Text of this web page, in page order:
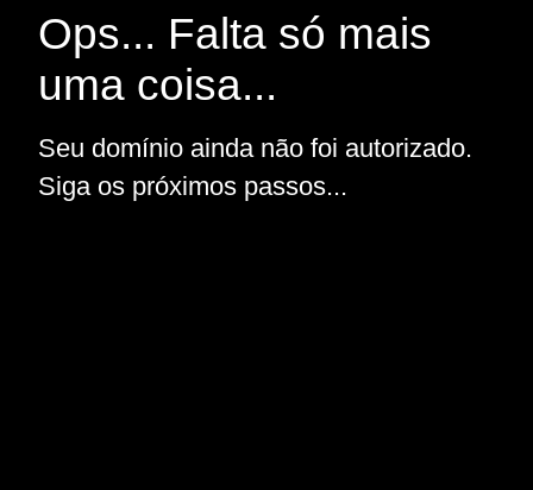
Ops... Falta só mais
uma coisa...
Seu domínio ainda não foi autorizado.
Siga os próximos passos...